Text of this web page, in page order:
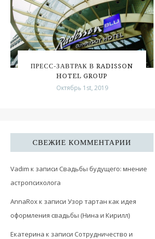
ПРЕСС-ЗАВТРАК В RADISSON
HOTEL GROUP
Октябрь 1st, 2019
СВЕЖИЕ КОММЕНТАРИИ
Vadim к записи Свадьбы будущего: мнение
астропсихолога
AnnaRoxк записи Узор тартан как идея
оформления свадьбы (Нина и Кирилл)
Екатерина к записи Сотрудничество и